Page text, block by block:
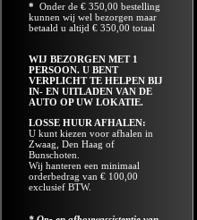
* Onder de € 350,00 bestelling
kunnen wij wel bezorgen maar
betaald u altijd € 350,00 totaal
WIJ BEZORGEN MET 1
PERSOON. U BENT
VERPLICHT TE HELPEN BIJ
IN- EN UITLADEN VAN DE
AUTO OP UW LOKATIE.
LOSSE HUUR AFHALEN:
U kunt kiezen voor afhalen in
Zwaag, Den Haag of
Bunschoten.
Wij hanteren een minimaal
orderbedrag van € 100,00
exclusief BTW.